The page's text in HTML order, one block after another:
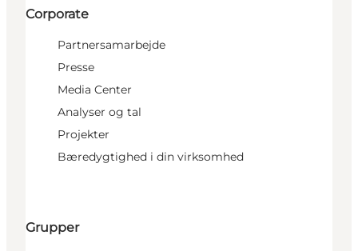
Corporate
Partnersamarbejde
Presse
Media Center
Analyser og tal
Projekter
Bæredygtighed i din virksomhed
Grupper